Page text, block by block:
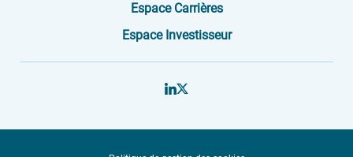
Espace Carrières
Espace Investisseur